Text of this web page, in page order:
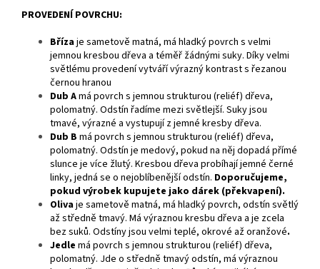
PROVEDENÍ POVRCHU:
Břízaje sametově matná, má hladký povrch s velmi
jemnou kresbou dřeva a téměř žádnými suky. Díky velmi
světlému provedení vytváří výrazný kontrast s řezanou
černou hranou
Dub Amá povrch s jemnou strukturou (reliéf) dřeva,
polomatný. Odstín řadíme mezi světlejší. Suky jsou
tmavé, výrazné a vystupují z jemné kresby dřeva.
Dub B má povrch s jemnou strukturou (reliéf) dřeva,
polomatný. Odstín je medový, pokud na něj dopadá přímé
slunce je více žlutý. Kresbou dřeva probíhají jemné černé
linky, jedná se o nejoblíbenější odstín. Doporučujeme,
pokud výrobek kupujete jako dárek (překvapení).
Olivaje sametově matná, má hladký povrch, odstín světlý
až středně tmavý. Má výraznou kresbu dřeva a je zcela
bez suků. Odstíny jsou velmi teplé, okrové až oranžové.
Jedle má povrch s jemnou strukturou (reliéf) dřeva,
polomatný. Jde o středně tmavý odstín, má výraznou